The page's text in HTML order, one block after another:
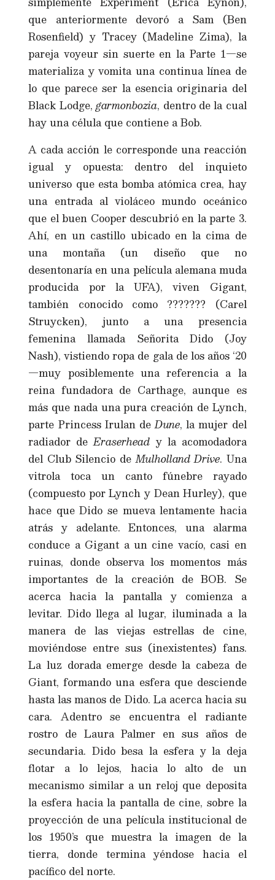
que anteriormente devoró a Sam (Ben
Rosenfield) y Tracey (Madeline Zima), la
pareja voyeur sin suerte en la Parte 1—se
materializa y vomita una continua línea de
lo que parece ser la esencia originaria del
Black Lodge,garmonbozia, dentro de la cual
hay una célula que contiene a Bob.
A cada acción le corresponde una reacción
igual y opuesta: dentro del inquieto
universo que esta bomba atómica crea, hay
una entrada al violáceo mundo oceánico
que el buen Cooper descubrió en la parte 3.
Ahí, en un castillo ubicado en la cima de
una montaña (un diseño que no
desentonaría en una película alemana muda
producida por la UFA), viven Gigant,
también conocido como ??????? (Carel
Struycken), junto a una presencia
femenina llamada Señorita Dido (Joy
Nash), vistiendo ropa de gala de los años ‘20
—muy posiblemente una referencia a la
reina fundadora de Carthage, aunque es
más que nada una pura creación de Lynch,
parte Princess Irulan deDune, la mujer del
radiador deEraserhead y la acomodadora
del Club Silencio deMulholland Drive. Una
vitrola toca un canto fúnebre rayado
(compuesto por Lynch y Dean Hurley), que
hace que Dido se mueva lentamente hacia
atrás y adelante. Entonces, una alarma
conduce a Gigant a un cine vacío, casi en
ruinas, donde observa los momentos más
importantes de la creación de BOB. Se
acerca hacia la pantalla y comienza a
levitar. Dido llega al lugar, iluminada a la
manera de las viejas estrellas de cine,
moviéndose entre sus (inexistentes) fans.
La luz dorada emerge desde la cabeza de
Giant, formando una esfera que desciende
hasta las manos de Dido. La acerca hacia su
cara. Adentro se encuentra el radiante
rostro de Laura Palmer en sus años de
secundaria. Dido besa la esfera y la deja
flotar a lo lejos, hacia lo alto de un
mecanismo similar a un reloj que deposita
la esfera hacia la pantalla de cine, sobre la
proyección de una película institucional de
los 1950’s que muestra la imagen de la
tierra, donde termina yéndose hacia el
pacífico del norte.